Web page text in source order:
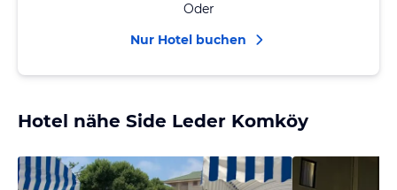
Oder
Nur Hotel buchen
Hotel nähe Side Leder Komköy